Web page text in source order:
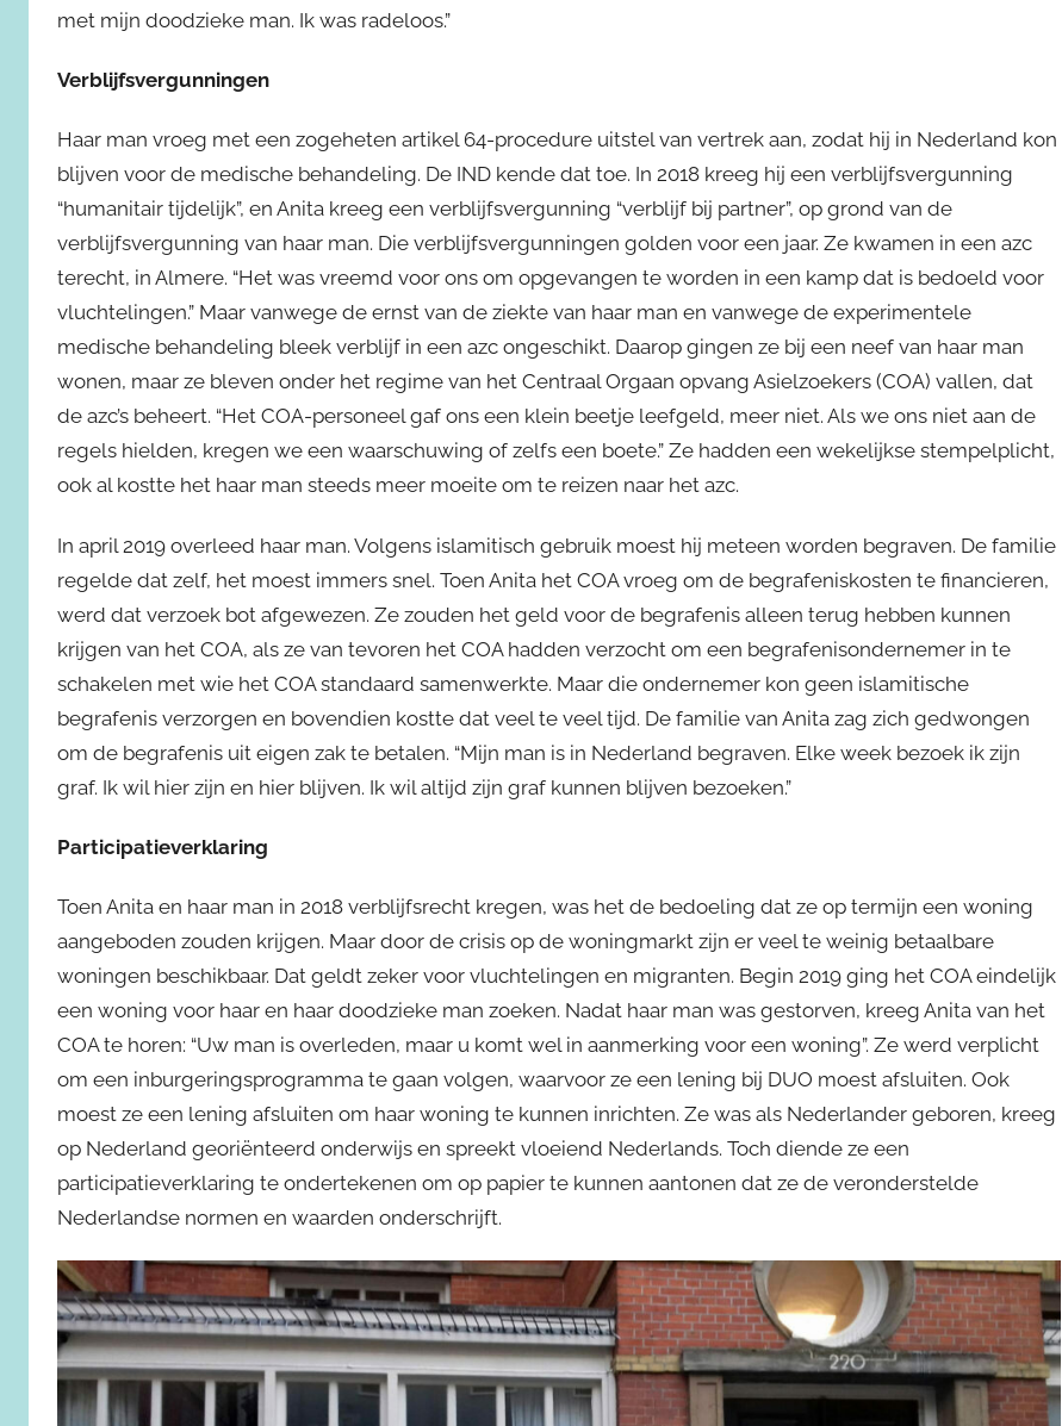
met mijn doodzieke man. Ik was radeloos.”
Verblijfsvergunningen
Haar man vroeg met een zogeheten artikel 64-procedure uitstel van vertrek aan, zodat hij in Nederland kon
blijven voor de medische behandeling. De IND kende dat toe. In 2018 kreeg hij een verblijfsvergunning
“humanitair tijdelijk”, en Anita kreeg een verblijfsvergunning “verblijf bij partner”, op grond van de
verblijfsvergunning van haar man. Die verblijfsvergunningen golden voor een jaar. Ze kwamen in een azc
terecht, in Almere. “Het was vreemd voor ons om opgevangen te worden in een kamp dat is bedoeld voor
vluchtelingen.” Maar vanwege de ernst van de ziekte van haar man en vanwege de experimentele
medische behandeling bleek verblijf in een azc ongeschikt. Daarop gingen ze bij een neef van haar man
wonen, maar ze bleven onder het regime van het Centraal Orgaan opvang Asielzoekers (COA) vallen, dat
de azc’s beheert. “Het COA-personeel gaf ons een klein beetje leefgeld, meer niet. Als we ons niet aan de
regels hielden, kregen we een waarschuwing of zelfs een boete.” Ze hadden een wekelijkse stempelplicht,
ook al kostte het haar man steeds meer moeite om te reizen naar het azc.
In april 2019 overleed haar man. Volgens islamitisch gebruik moest hij meteen worden begraven. De familie
regelde dat zelf, het moest immers snel. Toen Anita het COA vroeg om de begrafeniskosten te financieren,
werd dat verzoek bot afgewezen. Ze zouden het geld voor de begrafenis alleen terug hebben kunnen
krijgen van het COA, als ze van tevoren het COA hadden verzocht om een begrafenisondernemer in te
schakelen met wie het COA standaard samenwerkte. Maar die ondernemer kon geen islamitische
begrafenis verzorgen en bovendien kostte dat veel te veel tijd. De familie van Anita zag zich gedwongen
om de begrafenis uit eigen zak te betalen. “Mijn man is in Nederland begraven. Elke week bezoek ik zijn
graf. Ik wil hier zijn en hier blijven. Ik wil altijd zijn graf kunnen blijven bezoeken.”
Participatieverklaring
Toen Anita en haar man in 2018 verblijfsrecht kregen, was het de bedoeling dat ze op termijn een woning
aangeboden zouden krijgen. Maar door de crisis op de woningmarkt zijn er veel te weinig betaalbare
woningen beschikbaar. Dat geldt zeker voor vluchtelingen en migranten. Begin 2019 ging het COA eindelijk
een woning voor haar en haar doodzieke man zoeken. Nadat haar man was gestorven, kreeg Anita van het
COA te horen: “Uw man is overleden, maar u komt wel in aanmerking voor een woning”. Ze werd verplicht
om een inburgeringsprogramma te gaan volgen, waarvoor ze een lening bij DUO moest afsluiten. Ook
moest ze een lening afsluiten om haar woning te kunnen inrichten. Ze was als Nederlander geboren, kreeg
op Nederland georiënteerd onderwijs en spreekt vloeiend Nederlands. Toch diende ze een
participatieverklaring te ondertekenen om op papier te kunnen aantonen dat ze de veronderstelde
Nederlandse normen en waarden onderschrijft.